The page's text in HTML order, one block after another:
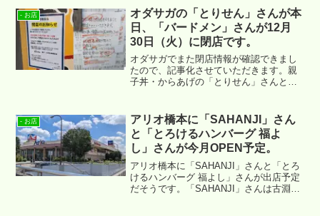
- お店
オダサガの「とりせん」さんが本
日、「バードメン」さんが12月
30日（火）に閉店です。
オダサガでまた閉店情報が確認できまし
たので、記事化させていただきます。親
子丼・からあげの「とりせん」さんと、
- お店
アリオ橋本に「SAHANJI」さん
と「とろけるハンバーグ 福よ
し」さんが今月OPEN予定。
アリオ橋本に「SAHANJI」さんと「とろ
けるハンバーグ 福よし」さんが出店予定
だそうです。「SAHANJI」さんは古淵イ